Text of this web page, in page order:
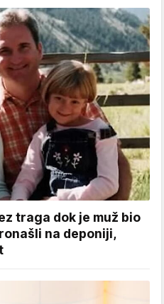
traga dok je muž bio
na deponiji,